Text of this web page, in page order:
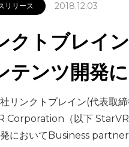
リリース 2018.12.03
クトブレイ
テンツ開発
リンクトブレイン(代表取
Corporation（以下 StarVR
においてBusiness